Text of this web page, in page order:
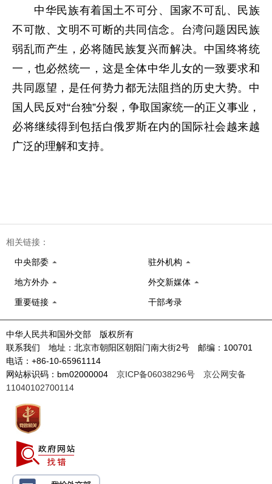
中华民族有着国土不可分、国家不可乱、民族
不可散、文明不可断的共同信念。台湾问题因民族
弱乱而产生，必将随民族复兴而解决。中国终将统
一，也必然统一，这是全体中华儿女的一致要求和
共同愿望，是任何势力都无法阻挡的历史大势。中
国人民反对“台独”分裂，争取国家统一的正义事业，
必将继续得到包括白俄罗斯在内的国际社会越来越
广泛的理解和支持。
相关链接：
中央部委 驻外机构
地方外办 外交新媒体
重要链接 干部考录
中华人民共和国外交部 版权所有
联系我们 地址：北京市朝阳区朝阳门南大街2号 邮编：100701
电话：+86-10-65961114
网站标识码：bm02000004 京ICP备06038296号
京公网安备
11040102700114